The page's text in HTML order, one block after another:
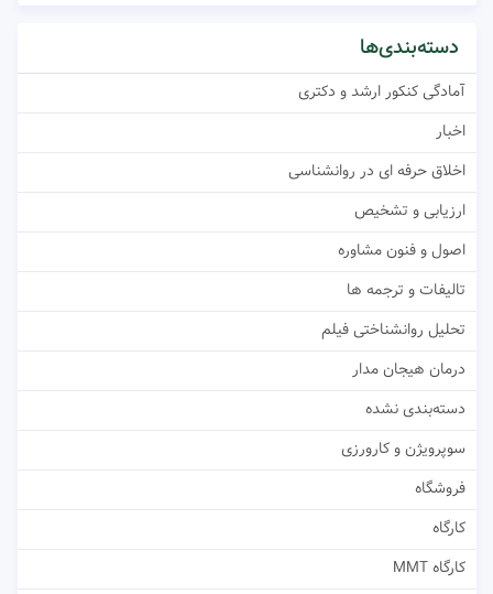
دسته‌بندی‌ها
آمادگی کنکور ارشد و دکتری
اخبار
اخلاق حرفه ای در روانشناسی
ارزیابی و تشخیص
اصول و فنون مشاوره
تالیفات و ترجمه ها
تحلیل روانشناختی فیلم
درمان هیجان مدار
دسته‌بندی نشده
سوپرویژن و کارورزی
فروشگاه
کارگاه
کارگاه MMT